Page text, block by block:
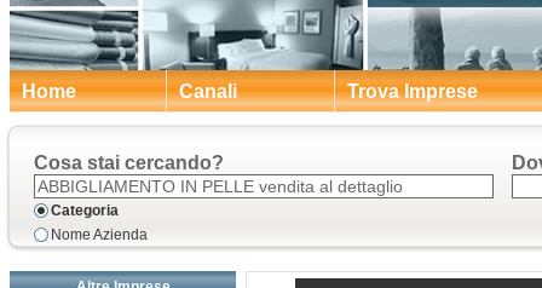
Home Canali Trova Imprese
Cosa stai cercando?
Categoria
Nome Azienda